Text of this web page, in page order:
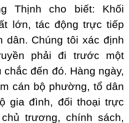
Thịnh cho biết: Khối
lớn, tác động trực tiếp
dân. Chúng tôi xác định
phải đi trước một
đến đó. Hàng ngày,
cán bộ phường, tổ dân
gia đình, đối thoại trực
trương, chính sách,